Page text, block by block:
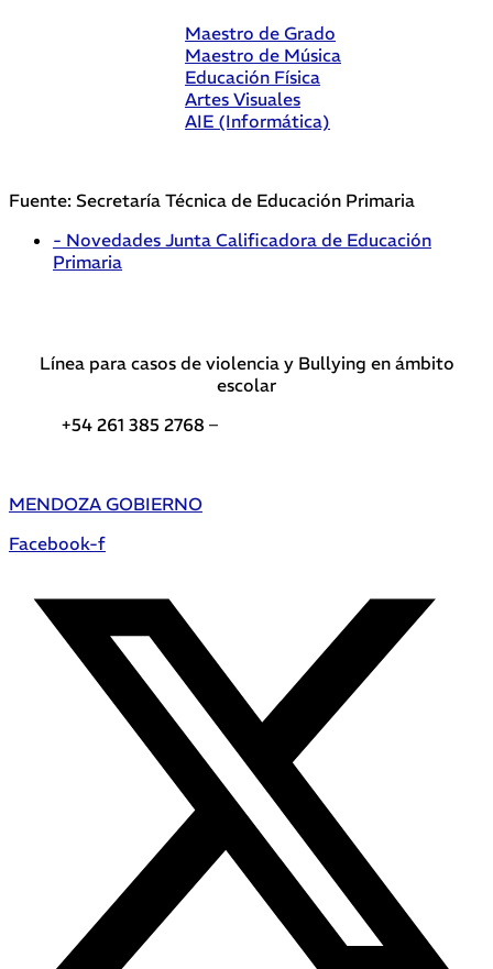
Maestro de Grado
Maestro de Música
Educación Física
Artes Visuales
AIE (Informática)
Fuente: Secretaría Técnica de Educación Primaria
- Novedades Junta Calificadora de Educación
Primaria
Línea para casos de violencia y Bullying en ámbito
escolar
+54 261 385 2768 –
MENDOZA GOBIERNO
Facebook-f